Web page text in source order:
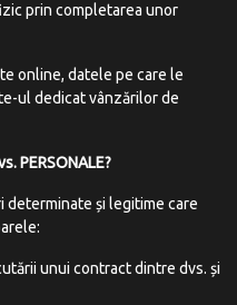
prin completarea unor
online, datele pe care le
ul dedicat vânzărilor de
PERSONALE?
determinate și legitime care
unui contract dintre dvs. și